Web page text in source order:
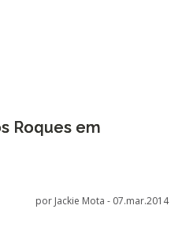
Roques em
por Jackie Mota - 07.mar.2014